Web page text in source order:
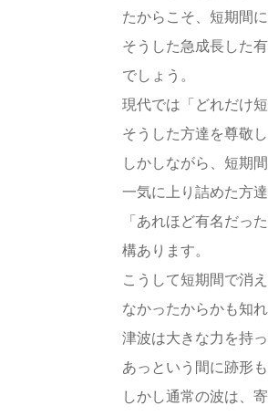
たからこそ、短期間
そうした急成長した
でしょう。
現代では「どれだけ
そうした方達を尊敬
しかしながら、短期
一気に上り詰めた方
「あれほど有名だっ
構あります。
こうして短期間で消
なかったからかも知れ
津波は大きな力を持
あっという間に跡形
しかし通常の波は、